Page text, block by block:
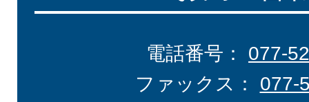
電話番号： 077-
ファックス： 077-